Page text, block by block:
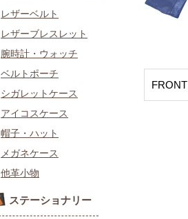
レザーベルト
レザーブレスレット
腕時計・ウォッチ
ベルトポーチ
シガレットケース
アイコスケース
帽子・ハット
メガネケース
他革小物
ステーショナリー
FRONT